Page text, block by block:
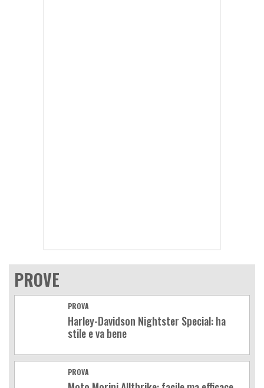
PROVE
PROVA
Harley-Davidson Nightster Special: ha
stile e va bene
PROVA